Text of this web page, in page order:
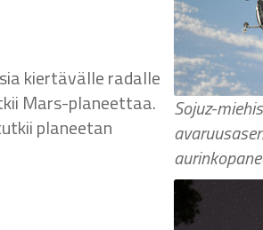
Sojuz-
kiertävälle radalle
Mars-planeettaa.
planeetan